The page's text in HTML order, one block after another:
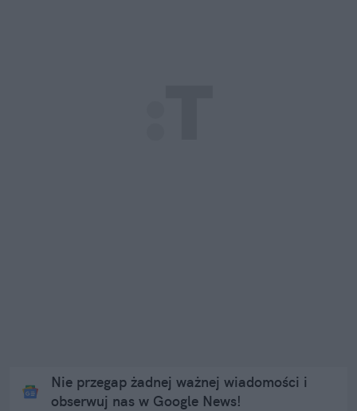
Nie przegap żadnej ważnej wiadomości i
obserwuj nas w Google News!